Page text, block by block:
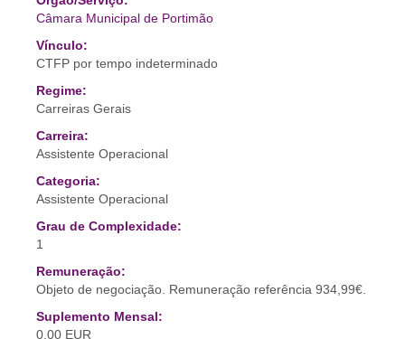
Câmara Municipal de Portimão
Vínculo:
CTFP por tempo indeterminado
Regime:
Carreiras Gerais
Carreira:
Assistente Operacional
Categoria:
Assistente Operacional
Grau de Complexidade:
1
Remuneração:
Objeto de negociação. Remuneração referência 934,99€.
Suplemento Mensal:
0,00 EUR